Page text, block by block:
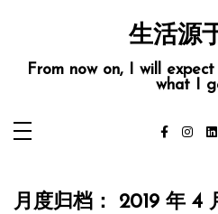
生活源
From now on, I will
what I
月度归档： 2019 年 4